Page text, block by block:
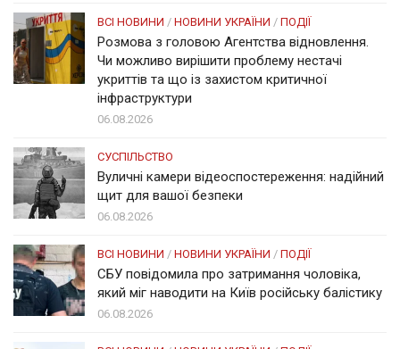
ВСІ НОВИНИ / НОВИНИ УКРАЇНИ / ПОДІЇ
Розмова з головою Агентства відновлення.
Чи можливо вирішити проблему нестачі
укриттів та що із захистом критичної
інфраструктури
06.08.2026
СУСПІЛЬСТВО
Вуличні камери відеоспостереження: надійний
щит для вашої безпеки
06.08.2026
ВСІ НОВИНИ / НОВИНИ УКРАЇНИ / ПОДІЇ
СБУ повідомила про затримання чоловіка,
який міг наводити на Київ російську балістику
06.08.2026